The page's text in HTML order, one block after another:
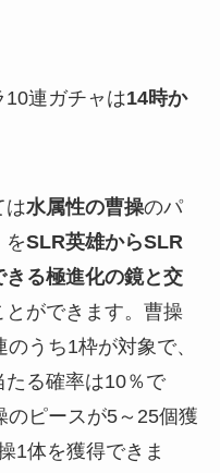
10連ガチャは14時か
は水属性の曹操のパ
をSLR英雄からSLR
る極進化の鏡と交
とができます。曹操
うち1枠が対象で、
る確率は10％で
のピースが5～25個獲
1体を獲得できま